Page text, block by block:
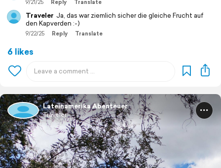
9/21/25 Reply Translate
Traveler Ja, das war ziemlich sicher die gleiche Frucht auf
den Kapverden :-)
9/22/25 Reply Translate
6 likes
Lateinamerika Abenteuer
Traveler